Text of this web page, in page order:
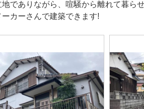
でありながら、喧騒から離れて暮ら
カーさんで建築できます!